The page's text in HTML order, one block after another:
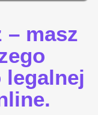
– masz
legalnej